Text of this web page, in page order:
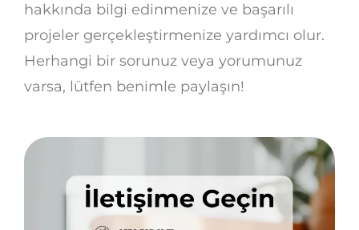
hakkında bilgi edinmenize ve başarılı
projeler gerçekleştirmenize yardımcı olur.
Herhangi bir sorunuz veya yorumunuz
varsa, lütfen benimle paylaşın!